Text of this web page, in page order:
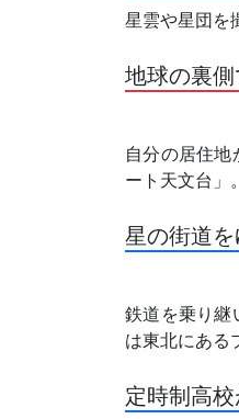
星雲や星団を
地球の裏
自分の居住
ート天文台」
星の街道
鉄道を乗り継
は東北にある
定時制高